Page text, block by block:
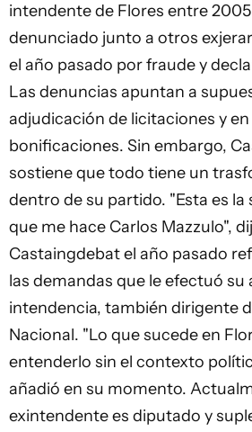
intendente de Flores entre 2005
denunciado junto a otros
el año pasado por fraude y
Las denuncias apuntan a
adjudicación de licitaciones y
bonificaciones. Sin embargo,
sostiene que todo tiene un
dentro de su partido. "Esta es
que me hace Carlos Mazzulo",
Castaingdebat el año pasado
las demandas que le efectuó su
intendencia, también dirigente
Nacional. "Lo que sucede en
entenderlo sin el contexto
añadió en su momento.
exintendente es diputado y